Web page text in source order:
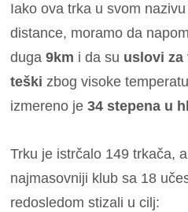
Iako ova trka u svom
distance, moramo da
duga9km i da su uslovi za
teški zbog visoke
izmereno je34 stepena u
Trku je istrčalo 149 trkača,
najmasovniji klub sa 18
redosledom stizali u cilj: